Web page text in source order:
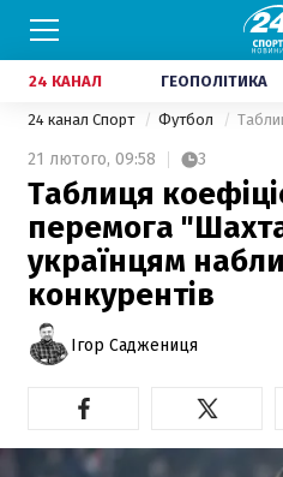
24 КАНАЛ ГЕОПОЛІТИКА
24 канал Спорт Футбол
21 лютого, 09:58 3
Таблиця
перемога
українцям
конкурентів
Ігор Саджениця